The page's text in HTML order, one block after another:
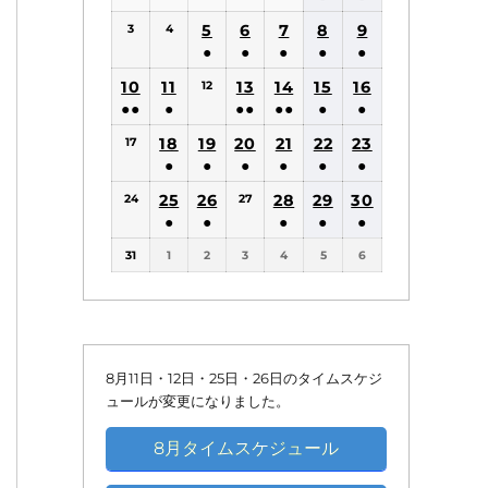
(1
件
の
イ
ベ
ン
ト)
(1
件
の
イ
ベ
ン
ト)
3 4
5
●
(1
の
イ
ベ
ン
ト)
6
●
(1
件
の
イ
ベ
ン
7
●
(1
件
の
イ
ベ
ン
ト)
8
●
(1
件
の
イ
ベ
ン
ト)
9
●
(1
件
の
イ
ベ
ン
ト)
10
●●
(2
の
イ
ン
11
●
(1
件
の
イ
ベ
ン
12
13
●●
(2
件
の
イ
ン
14
●●
(2
件
の
イ
ベ
ン
15
●
(1
件
の
イ
ベ
ン
16
●
(1
件
の
イ
ベ
ン
17
18
●
(1
件
イ
19
●
(1
件
イ
20
●
(1
イ
21
●
(1
件
イ
22
●
(1
件
イ
23
●
(1
件
イ
24
25
●
件
ベ
ン
ト)
26
●
件
ベ
ン
ト)
27
28
●
件
ベ
ン
29
●
件
ベ
ン
30
●
件
ベ
ン
31 1 2 3 4 5 6
8月11日・12日・25日・26日のタイムスケジ
ュールが変更になりました。
8月タイムスケジュール